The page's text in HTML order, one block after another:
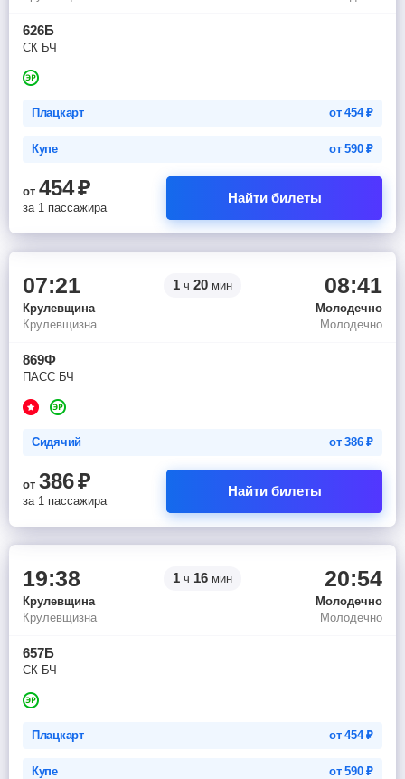
626Б
СК БЧ
Плацкарт от454₽
Купе от590₽
от 454₽
за 1 пассажира
Найти билеты
07:21 1 ч 20 мин 08:41
Крулевщина
Молодечно
Крулевщизна
Молодечно
869Ф
ПАСС БЧ
Сидячий от386₽
от 386₽
за 1 пассажира
Найти билеты
19:38 1 ч 16 мин 20:54
Крулевщина
Молодечно
Крулевщизна
Молодечно
657Б
СК БЧ
Плацкарт от454₽
Купе от590₽